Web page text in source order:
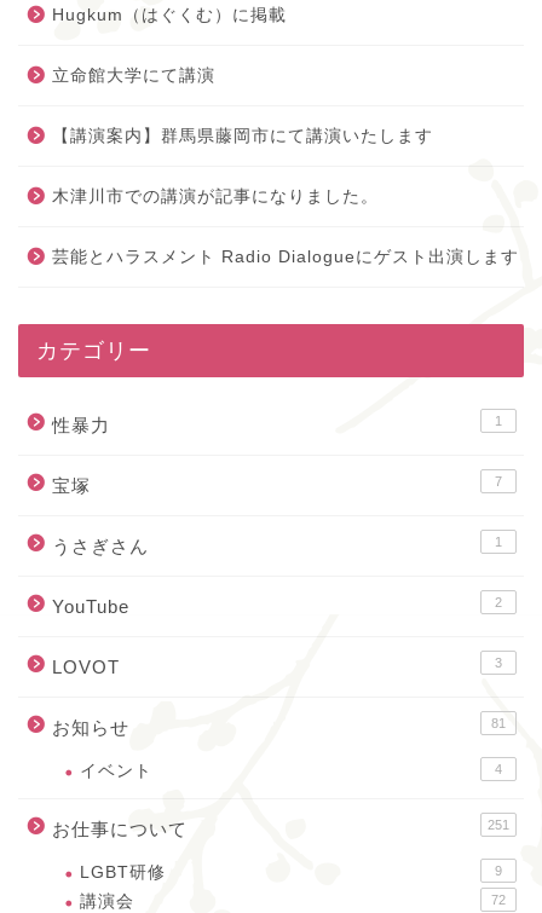
Hugkum（はぐくむ）に掲載
立命館大学にて講演
【講演案内】群馬県藤岡市にて講演いたします
木津川市での講演が記事になりました。
芸能とハラスメント Radio Dialogueにゲスト出演します
カテゴリー
性暴力 1
宝塚 7
うさぎさん 1
YouTube 2
LOVOT 3
お知らせ 81
イベント 4
お仕事について 251
LGBT研修 9
講演会 72